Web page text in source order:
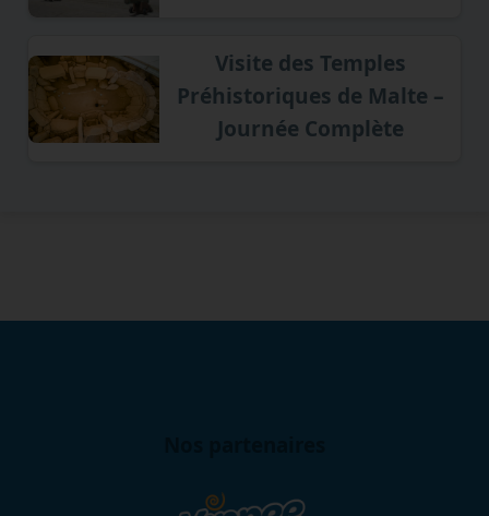
Visite des Temples
Préhistoriques de Malte –
Journée Complète